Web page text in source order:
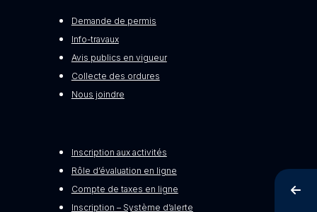
Demande de permis
Info-travaux
Avis publics en vigueur
Collecte des ordures
Nous joindre
Inscription aux activités
Rôle d’évaluation en ligne
Compte de taxes en ligne
Inscription – Système d’alerte